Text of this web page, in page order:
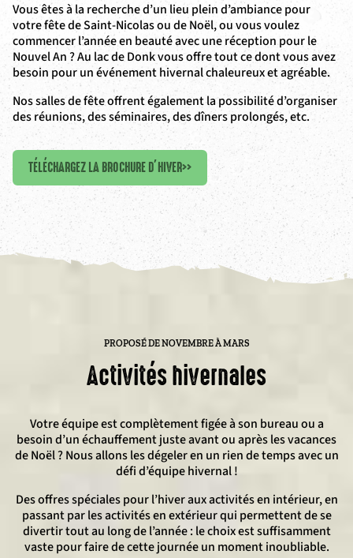
Vous êtes à la recherche d’un lieu plein d’ambiance pour
votre fête de Saint-Nicolas ou de Noël, ou vous voulez
commencer l’année en beauté avec une réception pour le
Nouvel An ? Au lac de Donk vous offre tout ce dont vous avez
besoin pour un événement hivernal chaleureux et agréable.
Nos salles de fête offrent également la possibilité d’organiser
des réunions, des séminaires, des dîners prolongés, etc.
TÉLÉCHARGEZ LA BROCHURE D’HIVER>>
PROPOSÉ DE NOVEMBRE À MARS
Activités hivernales
Votre équipe est complètement figée à son bureau ou a
besoin d’un échauffement juste avant ou après les vacances
de Noël ? Nous allons les dégeler en un rien de temps avec un
défi d’équipe hivernal !
Des offres spéciales pour l’hiver aux activités en intérieur, en
passant par les activités en extérieur qui permettent de se
divertir tout au long de l’année : le choix est suffisamment
vaste pour faire de cette journée un moment inoubliable.